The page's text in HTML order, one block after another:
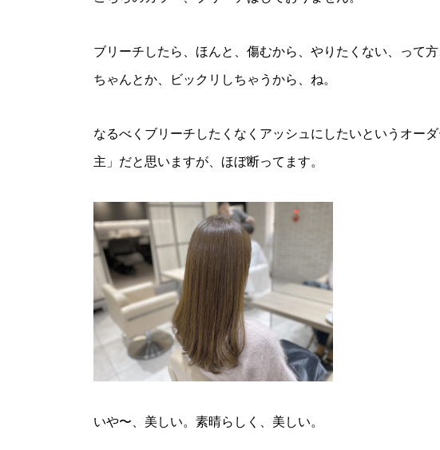
ブリーチしたら、ほんと、傷むから、やりたくない、って
ちゃんとか、ビックリしちゃうから、ね。
なるべくブリーチしたくなくアッシュにしたいというオー
主」だと思いますが、ほぼ断ってます。
いや〜、美しい。素晴らしく、美しい。